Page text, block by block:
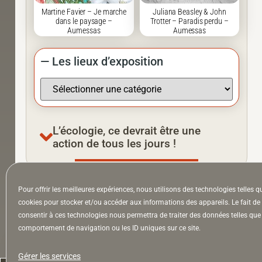
Pour offrir les meilleures expériences, nous utilisons des technologies telles
cookies pour stocker et/ou accéder aux informations des appareils. Le fait de
consentir à ces technologies nous permettra de traiter des données telles que
comportement de navigation ou les ID uniques sur ce site.
Gérer les services
Martine Favier – Je marche
dans le paysage –
Aumessas
Juliana Beasley & John
Trotter – Paradis perdu –
Aumessas
— Les lieux d’exposition
L’écologie, ce devrait être une
action de tous les jours !
À la Une Appel à auteurs Arts